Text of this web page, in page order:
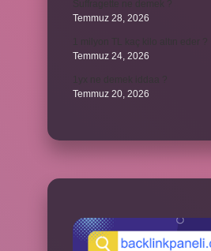
Temmuz 28, 2026
Temmuz 24, 2026
Temmuz 20, 2026